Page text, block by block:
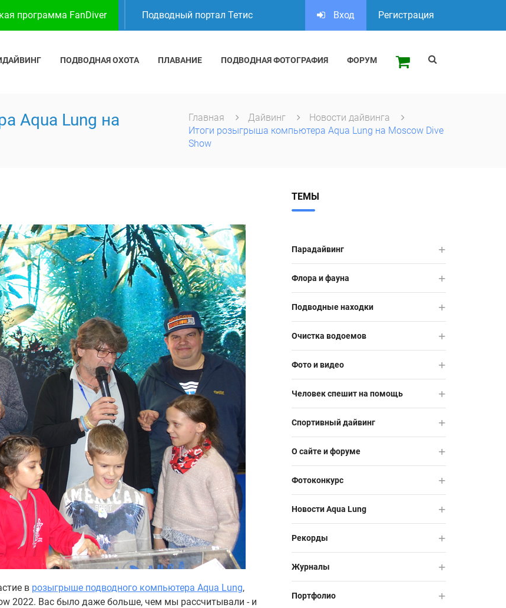
программа FanDiver Подводный портал Тетис Вход Регистрация
ПОДВОДНАЯ ОХОТА ПЛАВАНИЕ ПОДВОДНАЯ ФОТОГРАФИЯ ФОРУМ
Aqua Lung на
Главная Дайвинг
Новости дайвинга
Итоги розыгрыша компьютера Aqua Lung на Moscow Dive
Show
в розыгрыше подводного компьютера Aqua Lung,
2022. Вас было даже больше, чем мы рассчитывали - и
ТЕМЫ
Парадайвинг
Флора и фауна
Подводные находки
Очистка водоемов
Фото и видео
Человек спешит на помощь
Спортивный дайвинг
О сайте и форуме
Фотоконкурс
Новости Aqua Lung
Рекорды
Журналы
Портфолио